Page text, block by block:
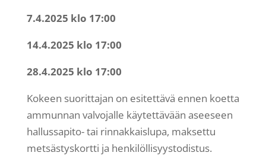
7.4.2025 klo 17:00
14.4.2025 klo 17:00
28.4.2025 klo 17:00
Kokeen suorittajan on esitettävä ennen koetta
ammunnan valvojalle käytettävään aseeseen
hallussapito- tai rinnakkaislupa, maksettu
metsästyskortti ja henkilöllisyystodistus.